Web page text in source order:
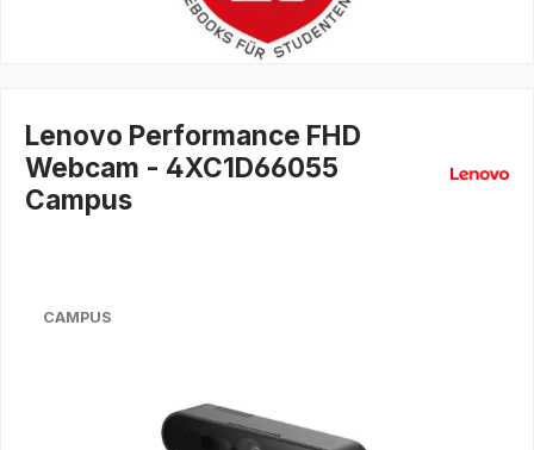
Lenovo Performance FHD
Webcam - 4XC1D66055
Campus
CAMPUS